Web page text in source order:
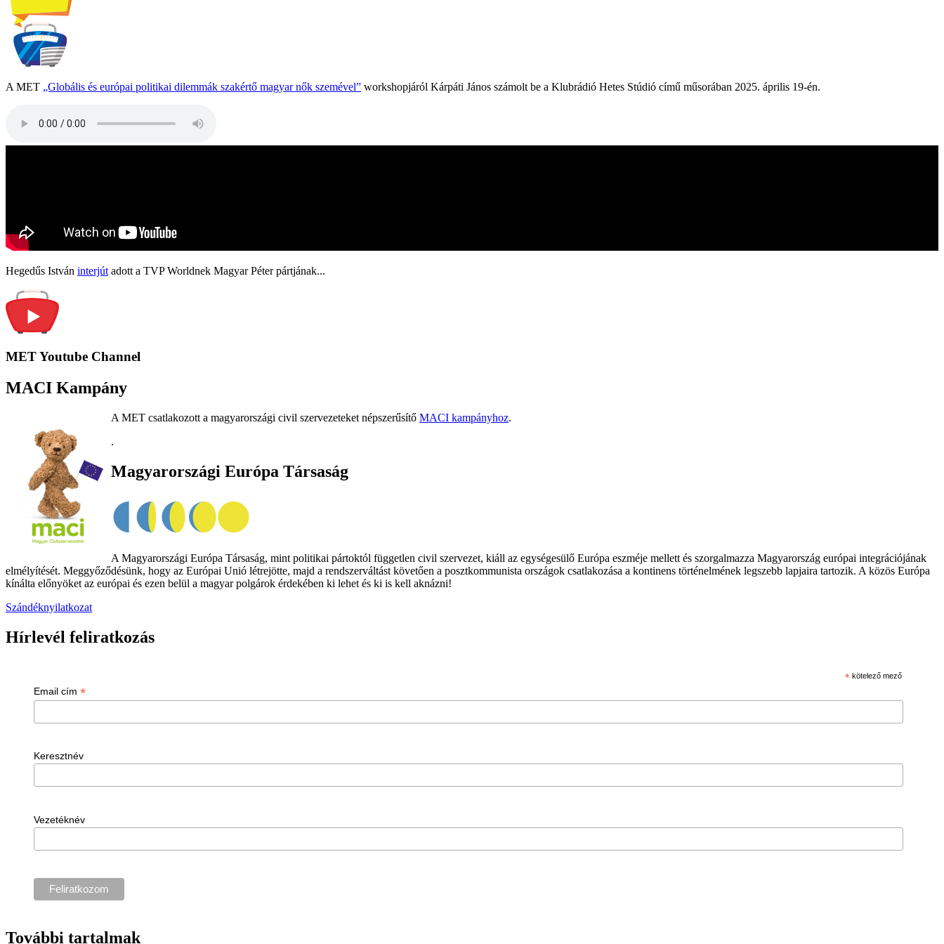
A MET „Globális és európai politikai dilemmák szakértő magyar nők szemével” workshopjáról Kárpáti János számolt be a Klubrádió Hetes Stúdió című műsorában 2025. április 19-én.
Hegedűs István interjút adott a TVP Worldnek Magyar Péter pártjának...
MET Youtube Channel
MACI Kampány
A MET csatlakozott a magyarországi civil szervezeteket népszerűsítő MACI kampányhoz.
.
Magyarországi Európa Társaság
A Magyarországi Európa Társaság, mint politikai pártoktól független civil szervezet, kiáll az egységesülő Európa eszméje mellett és szorgalmazza Magyarország európai integrációjának
elmélyítését. Meggyőződésünk, hogy az Európai Unió létrejötte, majd a rendszerváltást követően a posztkommunista országok csatlakozása a kontinens történelmének legszebb lapjaira tartozik. A közös Európa
kínálta előnyöket az európai és ezen belül a magyar polgárok érdekében ki lehet és ki is kell aknázni!
Szándéknyilatkozat
Hírlevél feliratkozás
* kötelező mező
Email cím *
Keresztnév
Vezetéknév
További tartalmak